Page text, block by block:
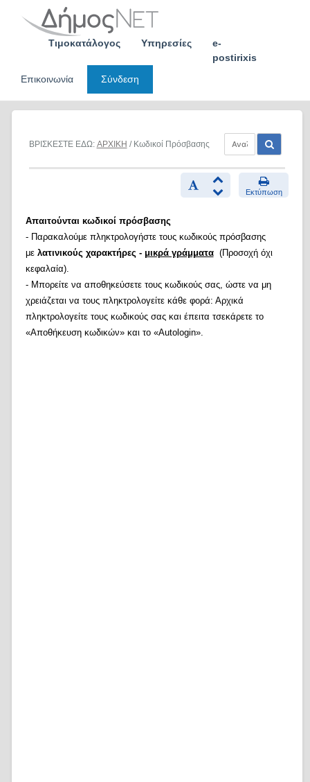
Τιμοκατάλογος Υπηρεσίες
e-
postirixis
Επικοινωνία
Σύνδεση
ΒΡΙΣΚΕΣΤΕ ΕΔΩ: ΑΡΧΙΚΗ / Κωδικοί Πρόσβασης
Εκτύπωση
Απαιτούνται κωδικοί πρόσβασης
- Παρακαλούμε πληκτρολογήστε τους κωδικούς πρόσβασης
με λατινικούς χαρακτήρες - μικρά γράμματα(Προσοχή όχι
κεφαλαία).
- Μπορείτε να αποθηκεύσετε τους κωδικούς σας, ώστε να μη
χρειάζεται να τους πληκτρολογείτε κάθε φορά: Αρχικά
πληκτρολογείτε τους κωδικούς σας και έπειτα τσεκάρετε το
«Αποθήκευση κωδικών» και το «Autologin».